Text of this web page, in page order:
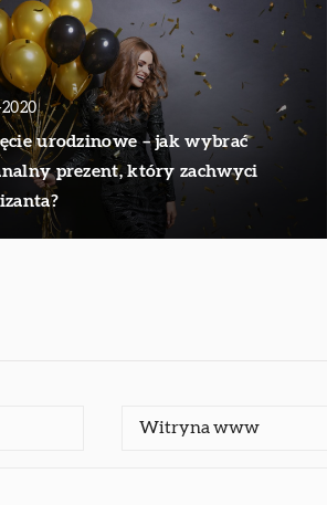
urodzinowe – jak wybrać
prezent, który zachwyci